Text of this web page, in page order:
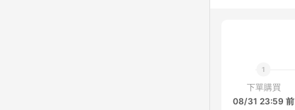
下單購買
08/31 23:59 前